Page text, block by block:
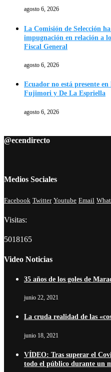
agosto 6, 2026
La Comisión de Selección
impugnación en relación a
Fiscal General
agosto 6, 2026
Ecuador no está presente
Fujimori y De La Espriella
agosto 6, 2026
@ecendirecto
Medios Sociales
Facebook Twitter Youtube Email
Visitas:
5018165
Video Noticias
35 años de los goles de
junio 22, 2021
La cruda realidad de las
junio 18, 2021
VÍDEO: Tras superar el
todo el público durante un